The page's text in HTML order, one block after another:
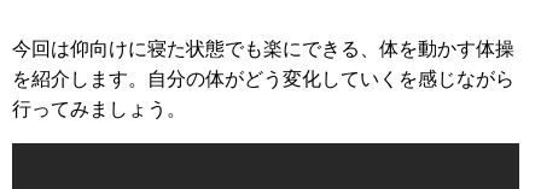
今回は仰向けに寝た状態でも楽にできる、体を動かす体操
を紹介します。自分の体がどう変化していくを感じながら
行ってみましょう。